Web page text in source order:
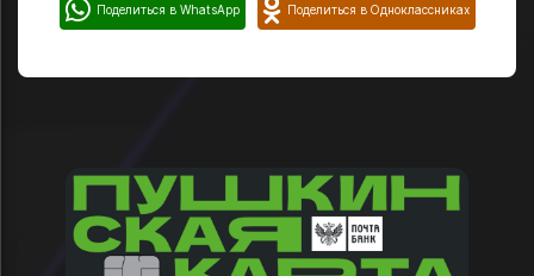
Поделиться в WhatsApp Поделиться в Одноклассниках